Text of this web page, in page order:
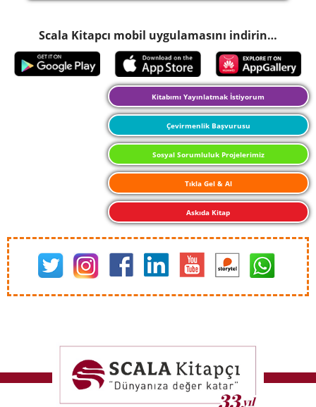
Scala Kitapcı mobil uygulamasını indirin…
Kitabımı Yayınlatmak İstiyorum
Çevirmenlik Başvurusu
Sosyal Sorumluluk Projelerimiz
Tıkla Gel & Al
Askıda Kitap